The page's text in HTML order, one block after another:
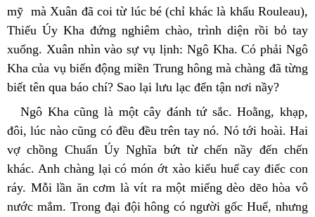
mỹ  mà Xuân đã coi từ lúc bé (chỉ khác là khẩu Rouleau),
Thiếu Úy Kha đứng nghiêm chào, trình diện rồi bỏ tay
xuống. Xuân nhìn vào sự vụ lịnh: Ngô Kha. Có phải Ngô
Kha của vụ biến động miền Trung hông mà chàng đã từng
biết tên qua báo chí? Sao lại lưu lạc đến tận nơi nầy?
Ngô Kha cũng là một cây đánh tứ sắc. Hoằng, khạp,
đôi, lúc nào cũng có đều đều trên tay nó. Nó tới hoài. Hai
vợ chồng Chuẩn Úy Nghĩa bứt từ chến nầy đến chến
khác. Anh chàng lại có món ớt xào kiểu huế cay điếc con
ráy. Mỗi lần ăn cơm là vít ra một miếng dèo dẽo hòa vô
nước mắm. Trong đại đội hông có người gốc Huế, nhưng